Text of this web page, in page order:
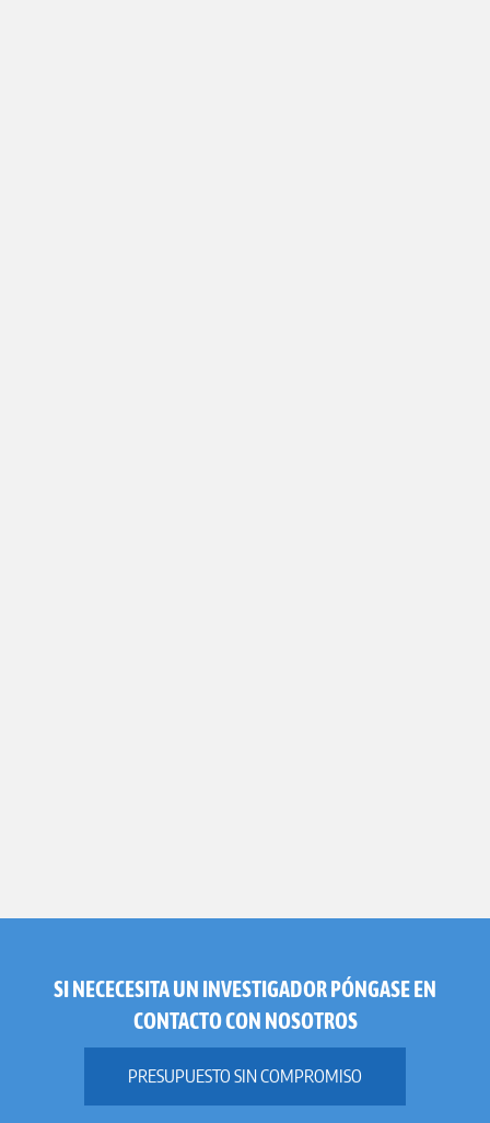
SI NECECESITA UN INVESTIGADOR PÓNGASE EN
CONTACTO CON NOSOTROS
PRESUPUESTO SIN COMPROMISO